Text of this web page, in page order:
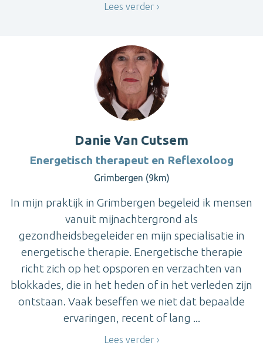
Lees verder
Danie Van Cutsem
Energetisch therapeut en Reflexoloog
Grimbergen (9km)
In mijn praktijk in Grimbergen begeleid ik mensen
vanuit mijnachtergrond als
gezondheidsbegeleider en mijn specialisatie in
energetische therapie. Energetische therapie
richt zich op het opsporen en verzachten van
blokkades, die in het heden of in het verleden zijn
ontstaan. Vaak beseffen we niet dat bepaalde
ervaringen, recent of lang ...
Lees verder